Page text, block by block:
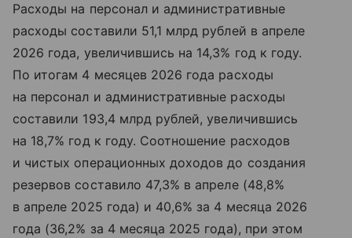
Расходы на персонал и административные
расходы составили 51,1 млрд рублей в апреле
2026 года, увеличившись на 14,3% год к году.
По итогам 4 месяцев 2026 года расходы
на персонал и административные расходы
составили 193,4 млрд рублей, увеличившись
на 18,7% год к году. Соотношение расходов
и чистых операционных доходов до создания
резервов составило 47,3% в апреле (48,8%
в апреле 2025 года) и 40,6% за 4 месяца 2026
года (36,2% за 4 месяца 2025 года), при этом